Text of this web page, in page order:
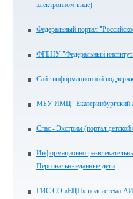
электронном виде)
Федеральный портал
ФГБНУ "Федеральный институт
Сайт информационной
МБУ ИМЦ "Екатеринбургский
Спас - Экстрим (портал детской
Информационно-
Персональныеданные.дети
ГИС СО «ЕЦП» подсистема